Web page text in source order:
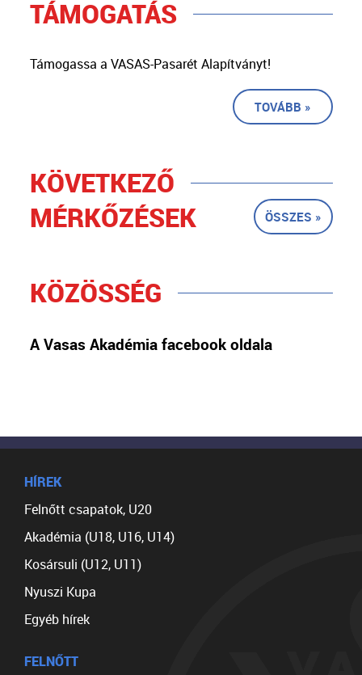
TÁMOGATÁS
Támogassa a VASAS-Pasarét Alapítványt!
TOVÁBB »
KÖVETKEZŐ
MÉRKŐZÉSEK
ÖSSZES »
KÖZÖSSÉG
A Vasas Akadémia facebook oldala
HÍREK
Felnőtt csapatok, U20
Akadémia (U18, U16, U14)
Kosársuli (U12, U11)
Nyuszi Kupa
Egyéb hírek
FELNŐTT